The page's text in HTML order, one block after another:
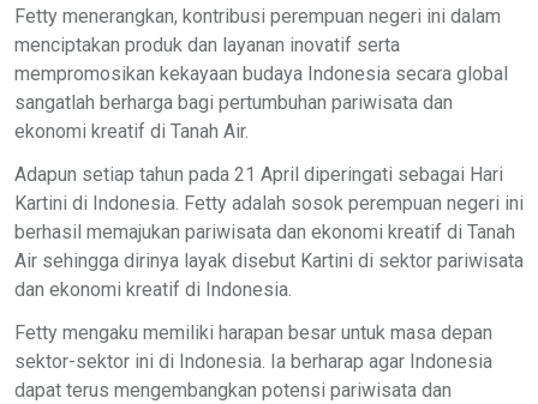
Fetty menerangkan, kontribusi perempuan negeri ini dalam
menciptakan produk dan layanan inovatif serta
mempromosikan kekayaan budaya Indonesia secara global
sangatlah berharga bagi pertumbuhan pariwisata dan
ekonomi kreatif di Tanah Air.
Adapun setiap tahun pada 21 April diperingati sebagai Hari
Kartini di Indonesia. Fetty adalah sosok perempuan negeri ini
berhasil memajukan pariwisata dan ekonomi kreatif di Tanah
Air sehingga dirinya layak disebut Kartini di sektor pariwisata
dan ekonomi kreatif di Indonesia.
Fetty mengaku memiliki harapan besar untuk masa depan
sektor-sektor ini di Indonesia. Ia berharap agar Indonesia
dapat terus mengembangkan potensi pariwisata dan